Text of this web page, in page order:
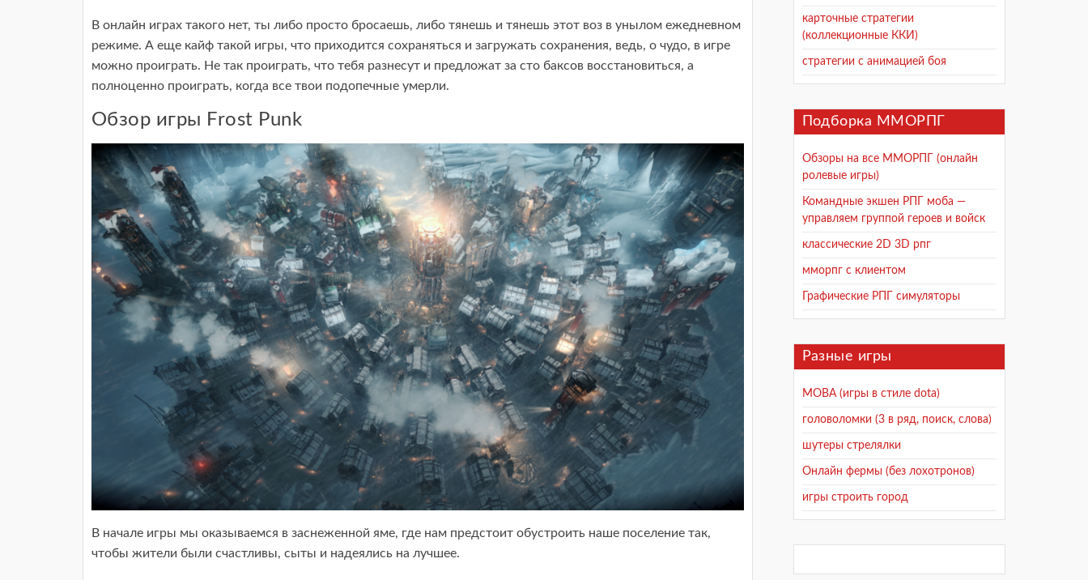
В онлайн играх такого нет, ты либо просто бросаешь, либо тянешь и тянешь этот воз в унылом ежедневном
режиме. А еще кайф такой игры, что приходится сохраняться и загружать сохранения, ведь, о чудо, в игре
можно проиграть. Не так проиграть, что тебя разнесут и предложат за сто баксов восстановиться, а
полноценно проиграть, когда все твои подопечные умерли.
Обзор игры Frost Punk
В начале игры мы оказываемся в заснеженной яме, где нам предстоит обустроить наше поселение так,
чтобы жители были счастливы, сыты и надеялись на лучшее.
карточные стратегии
(коллекционные ККИ)
стратегии с анимацией боя
Подборка ММОРПГ
Обзоры на все ММОРПГ (онлайн
ролевые игры)
Командные экшен РПГ моба —
управляем группой героев и войск
классические 2D 3D рпг
мморпг с клиентом
Графические РПГ симуляторы
Разные игры
MOBA (игры в стиле dota)
головоломки (3 в ряд, поиск, слова)
шутеры стрелялки
Онлайн фермы (без лохотронов)
игры строить город